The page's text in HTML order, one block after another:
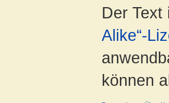
Der Text
Alike“-
können